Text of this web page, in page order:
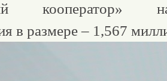
кооператор»
в размере – 1,567